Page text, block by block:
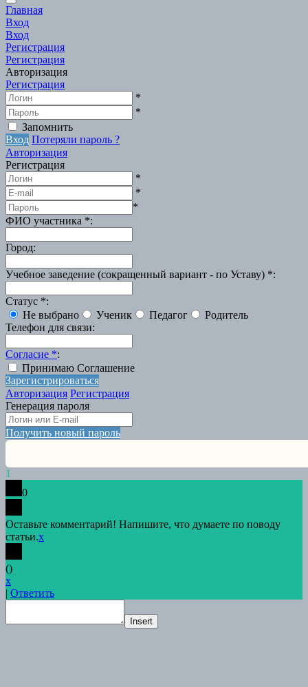
Scroll
to
Top
Главная
Вход
Вход
Регистрация
Регистрация
Авторизация
Регистрация
*
*
Запомнить
Вход Потеряли пароль ?
Авторизация
Регистрация
*
*
*
ФИО участника *:
Город:
Учебное заведение (сокращенный вариант - по Уставу) *:
Статус *:
Не выбрано
Ученик Педагог
Родитель
Телефон для связи:
Согласие *:
Принимаю Соглашение
Зарегистрироваться
Авторизация Регистрация
Генерация пароля
Получить новый пароль
1
0
Оставьте комментарий! Напишите, что думаете по поводу
статьи.x
()
x
| Ответить
Insert